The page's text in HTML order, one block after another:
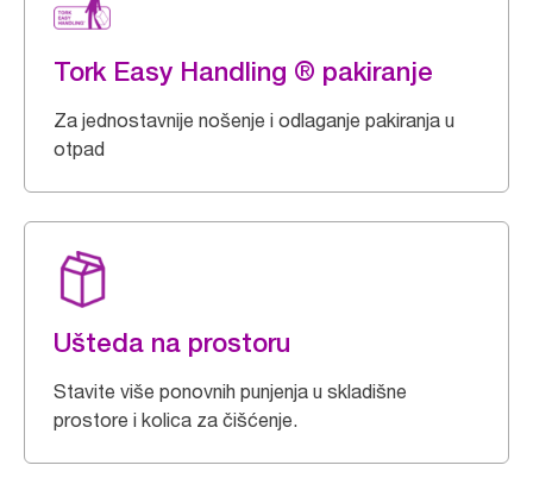
Tork Easy Handling ® pakiranje
Za jednostavnije nošenje i odlaganje pakiranja u
otpad
Ušteda na prostoru
Stavite više ponovnih punjenja u skladišne
prostore i kolica za čišćenje.